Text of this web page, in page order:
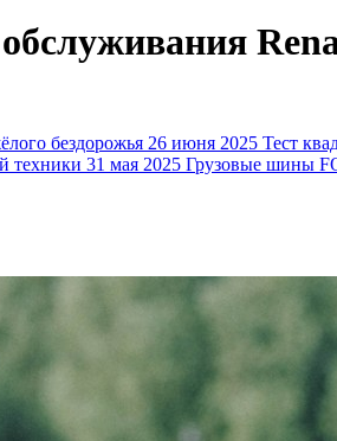
бездорожья 26 июня 2025 Тест
техники 31 мая 2025 Грузовые шины